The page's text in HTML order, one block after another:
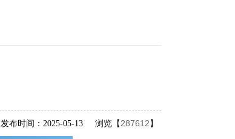
发布时间：2025-05-13 浏览【 287612 】